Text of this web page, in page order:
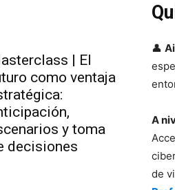
| El
como ventaja
y toma
decisiones
👤
A
de